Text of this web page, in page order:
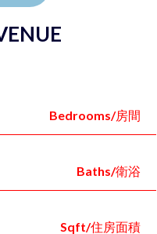
Bedrooms/房間
Baths/衛浴
Sqft/住房面積